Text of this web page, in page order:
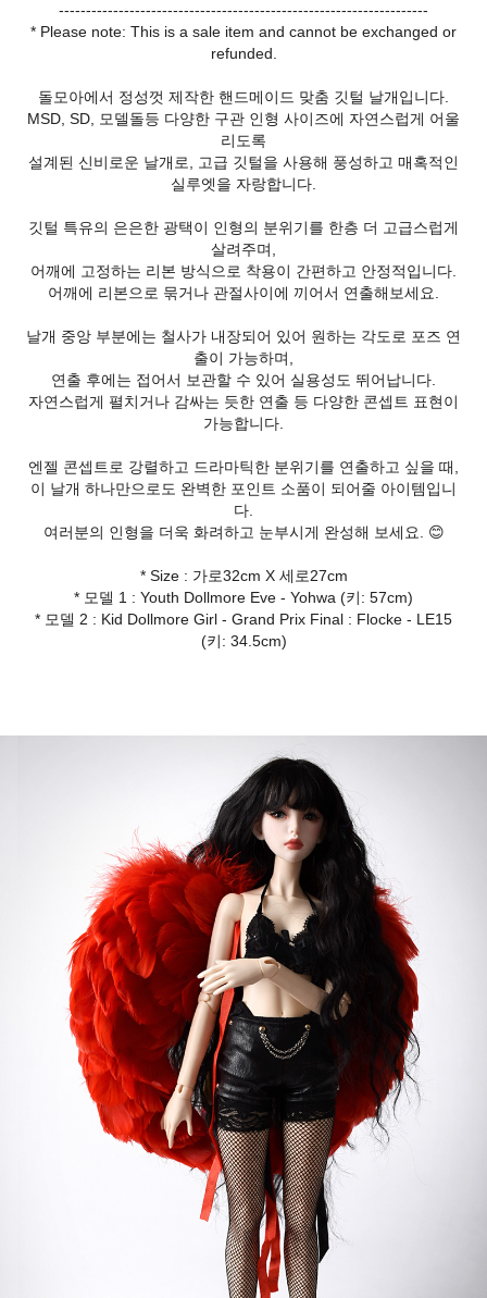
--------------------------------------------------------------------
* Please note: This is a sale item and cannot be exchanged or
refunded.
돌모아에서 정성껏 제작한 핸드메이드 맞춤 깃털 날개입니다.
MSD, SD, 모델돌등 다양한 구관 인형 사이즈에 자연스럽게 어울
리도록
설계된 신비로운 날개로, 고급 깃털을 사용해 풍성하고 매혹적인
실루엣을 자랑합니다.
깃털 특유의 은은한 광택이 인형의 분위기를 한층 더 고급스럽게
살려주며,
어깨에 고정하는 리본 방식으로 착용이 간편하고 안정적입니다.
어깨에 리본으로 묶거나 관절사이에 끼어서 연출해보세요.
날개 중앙 부분에는 철사가 내장되어 있어 원하는 각도로 포즈 연
출이 가능하며,
연출 후에는 접어서 보관할 수 있어 실용성도 뛰어납니다.
자연스럽게 펼치거나 감싸는 듯한 연출 등 다양한 콘셉트 표현이
가능합니다.
엔젤 콘셉트로 강렬하고 드라마틱한 분위기를 연출하고 싶을 때,
이 날개 하나만으로도 완벽한 포인트 소품이 되어줄 아이템입니
다.
여러분의 인형을 더욱 화려하고 눈부시게 완성해 보세요. 😊
* Size : 가로32cm X 세로27cm
* 모델 1 : Youth Dollmore Eve - Yohwa (키: 57cm)
* 모델 2 : Kid Dollmore Girl - Grand Prix Final : Flocke - LE15
(키: 34.5cm)